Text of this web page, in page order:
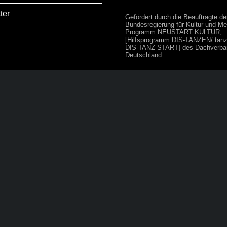
Gefördert durch die Beauftragte
Bundesregierung für Kultur und
Programm NEUSTART KULTUR,
[Hilfsprogramm DIS-TANZEN/
DIS-TANZ-START] des
Deutschland.